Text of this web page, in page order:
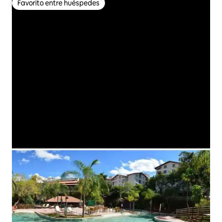
Favorito entre huéspedes
Favorito entre huéspedes